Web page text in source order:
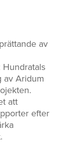
av
av Aridum
att
efter